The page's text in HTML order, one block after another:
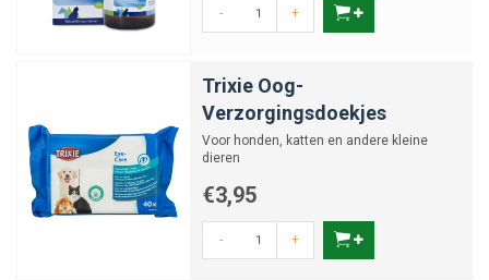
- +
Trixie Oog-
Verzorgingsdoekjes
Voor honden, katten en andere kleine
dieren
€3,95
- +